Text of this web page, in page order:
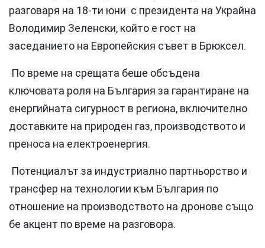
разговаря на 18-ти юни с президента на Украйна
Володимир Зеленски, който е гост на
заседанието на Европейския съвет в Брюксел.
По време на срещата беше обсъдена
ключовата роля на България за гарантиране на
енергийната сигурност в региона, включително
доставките на природен газ, производството и
преноса на електроенергия.
Потенциалът за индустриално партньорство и
трансфер на технологии към България по
отношение на производството на дронове също
бе акцент по време на разговора.